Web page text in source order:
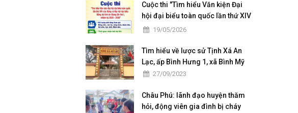
Cuộc thi "Tìm hiểu Văn kiện Đại
hội đại biểu toàn quốc lần thứ XIV
của Đảng và Đại hội đại biểu Đảng
kỳ 2025 - 2030"
19/05/2026
Tìm hiểu về lược sử Tịnh Xá An
Lạc, ấp Bình Hưng 1, xã Bình Mỹ
27/09/2023
Châu Phú: lãnh đạo huyện thăm
hỏi, động viên gia đình bị cháy